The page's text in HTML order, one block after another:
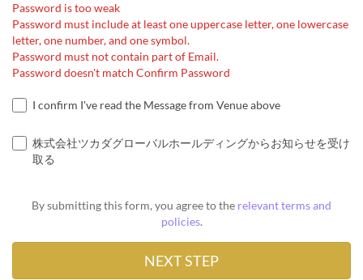
Password is too weak
Password must include at least one uppercase letter, one lowercase
letter, one number, and one symbol.
Password must not contain part of Email.
Password doesn't match Confirm Password
I confirm I've read the Message from Venue above
株式会社ツカダグローバルホールディングからお知らせを受け
取る
By submitting this form, you agree to the relevant terms and
policies.